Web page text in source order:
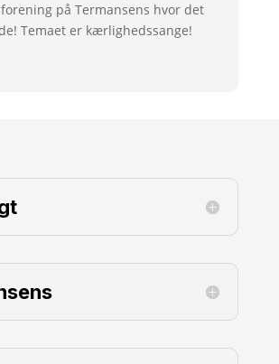
på Termansens hvor det
Temaet er kærlighedssange!